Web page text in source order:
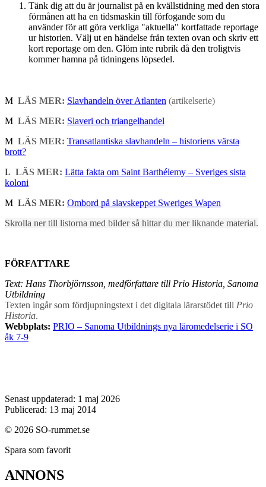
Tänk dig att du är journalist på en kvällstidning med den stora
förmånen att ha en tidsmaskin till förfogande som du
använder för att göra verkliga "aktuella" kortfattade reportage
ur historien. Välj ut en händelse från texten ovan och skriv ett
kort reportage om den. Glöm inte rubrik då den troligtvis
kommer hamna på tidningens löpsedel.
M LÄS MER: Slavhandeln över Atlanten (artikelserie)
M LÄS MER: Slaveri och triangelhandel
M LÄS MER: Transatlantiska slavhandeln – historiens värsta
brott?
L LÄS MER: Lätta fakta om Saint Barthélemy – Sveriges sista
koloni
M LÄS MER: Ombord på slavskeppet Sweriges Wapen
Skrolla ner till listorna med bilder så hittar du mer liknande material.
FÖRFATTARE
Text: Hans Thorbjörnsson, medförfattare till Prio Historia, Sanoma
Utbildning
Texten ingår som fördjupningstext i det digitala lärarstödet till Prio
Historia.
Webbplats: PRIO – Sanoma Utbildnings nya läromedelserie i SO
åk 7-9
Senast uppdaterad: 1 maj 2026
Publicerad: 13 maj 2014
© 2026 SO-rummet.se
Spara som favorit
ANNONS